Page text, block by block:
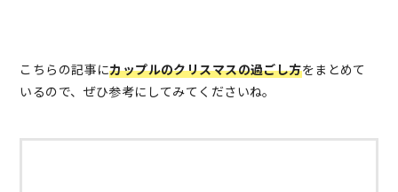
こちらの記事にカップルのクリスマスの過ごし方をまとめて
いるので、ぜひ参考にしてみてくださいね。